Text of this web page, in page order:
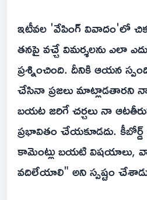
ఇటీవల 'వేపింగ్ వివాదం'లో
తనపై వచ్చే విమర్శలను ఎలా
ప్రశ్నించింది. దీనికి ఆయన
చేసినా ప్రజలు మాట్లాడతారని
బయట జరిగే చర్చలు నా
ప్రభావితం చేయకూడదు.
కామెంట్లు బయటి విషయాలు,
వదిలేయాలి" అని స్పష్టం